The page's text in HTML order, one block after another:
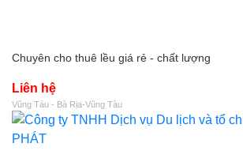
Chuyên cho thuê lều giá rẻ - chất lượng
Liên hệ
Vũng Tàu - Bà Rịa-Vũng Tàu